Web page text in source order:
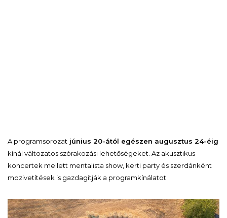
A programsorozat június 20-ától egészen augusztus 24-éig
kínál változatos szórakozási lehetőségeket. Az akusztikus
koncertek mellett mentalista show, kerti party és szerdánként
mozivetítések is gazdagítják a programkínálatot